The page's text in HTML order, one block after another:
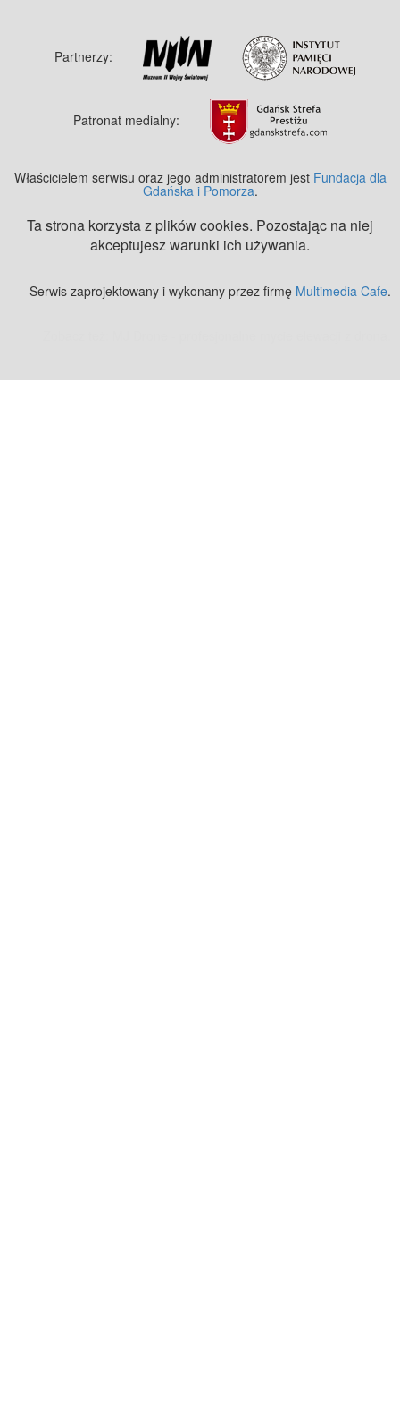
Partnerzy:
Patronat medialny:
Właścicielem serwisu oraz jego administratorem jest Fundacja dla
Gdańska i Pomorza.
Ta strona korzysta z plików cookies. Pozostając na niej
akceptujesz warunki ich używania.
Serwis zaprojektowany i wykonany przez firmę Multimedia Cafe.